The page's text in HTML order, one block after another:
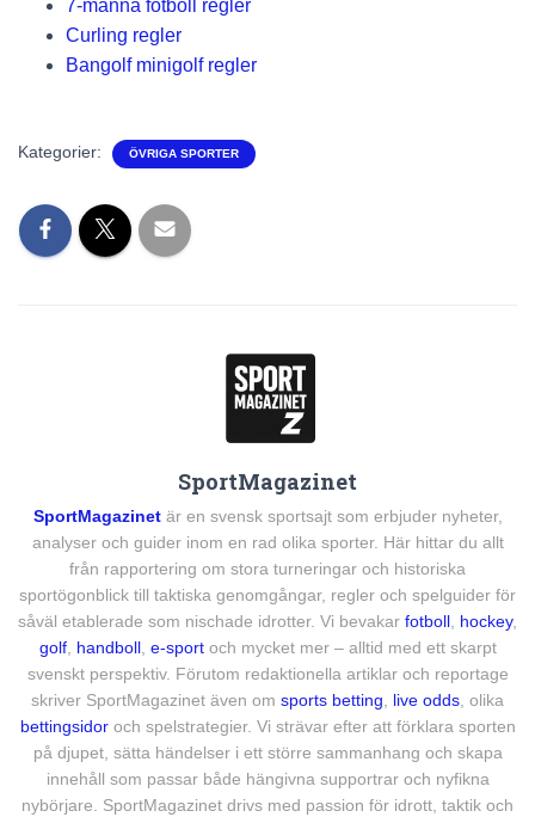
7-manna fotboll regler
Curling regler
Bangolf minigolf regler
Kategorier: ÖVRIGA SPORTER
SportMagazinet
SportMagazinetär en svensk sportsajt som erbjuder nyheter,
analyser och guider inom en rad olika sporter. Här hittar du allt
från rapportering om stora turneringar och historiska
sportögonblick till taktiska genomgångar, regler och spelguider för
såväl etablerade som nischade idrotter. Vi bevakar fotboll hockey,
golf, handboll, e-sportoch mycket mer – alltid med ett skarpt
svenskt perspektiv. Förutom redaktionella artiklar och reportage
skriver SportMagazinet även om sports betting live odds , olika
bettingsidoroch spelstrategier. Vi strävar efter att förklara sporten
på djupet, sätta händelser i ett större sammanhang och skapa
innehåll som passar både hängivna supportrar och nyfikna
nybörjare. SportMagazinet drivs med passion för idrott, taktik och